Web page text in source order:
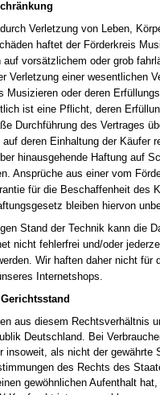
Verletzung von Leben,
haftet der Förderkreis
auf vorsätzlichem oder grob
Verletzung einer wesentlichen
Musizierenoder deren
ist eine Pflicht, deren
Durchführung des Vertrages
deren Einhaltung der Käufer
hinausgehende Haftung auf
Ansprüche aus einer vom
für die Beschaffenheit des
bleiben hiervon
Stand der Technik kann die
nicht fehlerfrei und/oder
Wir haften daher nicht für
Internetshops.
aus diesem Rechtsverhältnis
Deutschland. Bei
insoweit, als nicht der gewährte
des Rechts des
gewöhnlichen Aufenthalt